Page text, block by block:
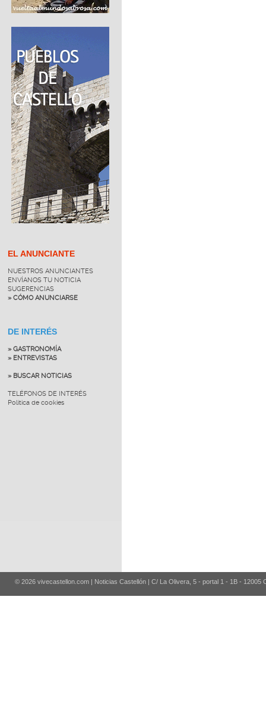
EL ANUNCIANTE
NUESTROS ANUNCIANTES
ENVÍANOS TU NOTICIA
SUGERENCIAS
» CÓMO ANUNCIARSE
DE INTERÉS
» GASTRONOMÍA
» ENTREVISTAS
» BUSCAR NOTICIAS
TELÉFONOS DE INTERÉS
Política de cookies
© 2026 vivecastellon.com | Noticias Castellón | C/ La Olivera, 5 - portal 1 - 1B - 12005